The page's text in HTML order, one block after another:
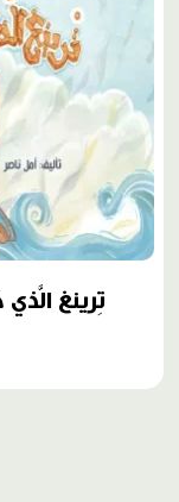
تِرينغ